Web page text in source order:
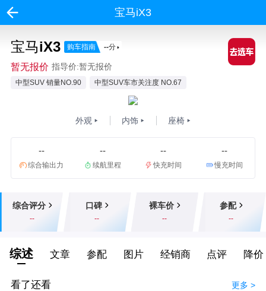
宝马iX3
宝马iX3 购车指南 --分
暂无报价 指导价:暂无报价
中型SUV 销量NO.90 中型SUV车市关注度 NO.67
外观 内饰 座椅
--
综合输出力
--
续航里程
--
快充时间
--
慢充时间
综合评分
--
口碑
--
裸车价
--
参配
--
综述 文章 参配 图片 经销商 点评 降价
看了还看 更多 >